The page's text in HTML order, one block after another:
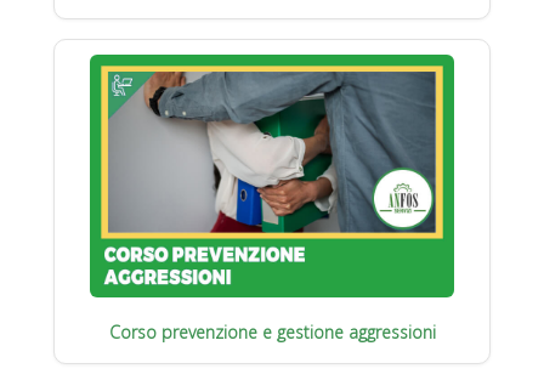
Corso prevenzione e gestione aggressioni